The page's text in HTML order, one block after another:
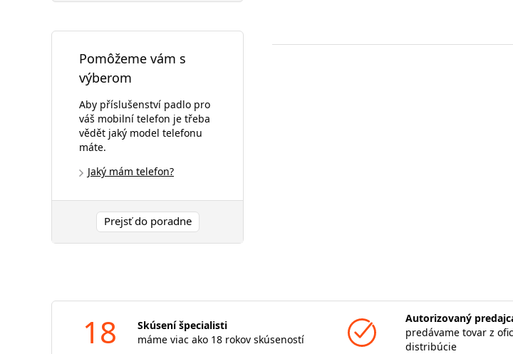
Pomôžeme vám s
výberom
Aby příslušenství padlo pro
váš mobilní telefon je třeba
vědět jaký model telefonu
máte.
Jaký mám telefon?
Prejsť do poradne
18
Skúsení špecialisti
máme viac ako 18 rokov skúseností
Autorizovaný
predávame tovar z
distribúcie